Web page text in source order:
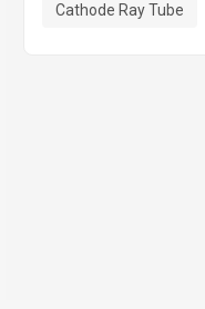
Cathode Ray Tube